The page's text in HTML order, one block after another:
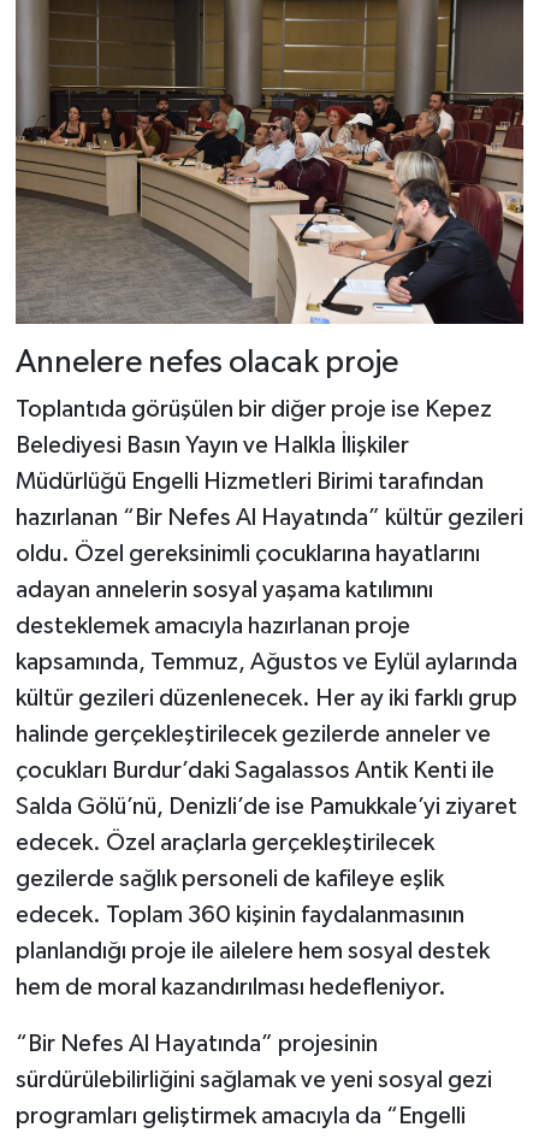
Annelere nefes olacak proje
Toplantıda görüşülen bir diğer proje ise Kepez
Belediyesi Basın Yayın ve Halkla İlişkiler
Müdürlüğü Engelli Hizmetleri Birimi tarafından
hazırlanan “Bir Nefes Al Hayatında” kültür gezileri
oldu. Özel gereksinimli çocuklarına hayatlarını
adayan annelerin sosyal yaşama katılımını
desteklemek amacıyla hazırlanan proje
kapsamında, Temmuz, Ağustos ve Eylül aylarında
kültür gezileri düzenlenecek. Her ay iki farklı grup
halinde gerçekleştirilecek gezilerde anneler ve
çocukları Burdur’daki Sagalassos Antik Kenti ile
Salda Gölü’nü, Denizli’de ise Pamukkale’yi ziyaret
edecek. Özel araçlarla gerçekleştirilecek
gezilerde sağlık personeli de kafileye eşlik
edecek. Toplam 360 kişinin faydalanmasının
planlandığı proje ile ailelere hem sosyal destek
hem de moral kazandırılması hedefleniyor.
“Bir Nefes Al Hayatında” projesinin
sürdürülebilirliğini sağlamak ve yeni sosyal gezi
programları geliştirmek amacıyla da “Engelli